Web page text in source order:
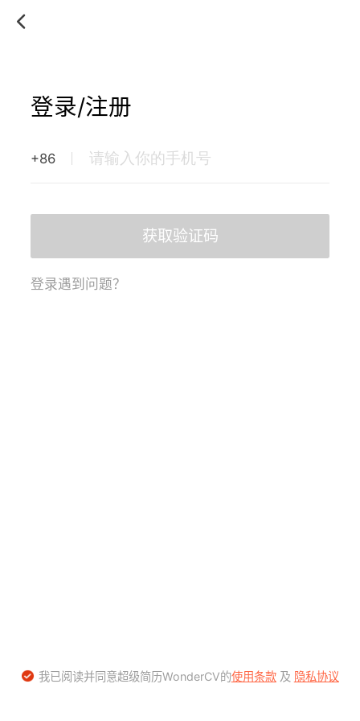
登录/注册
+86
获取验证码
登录遇到问题？
我已阅读并同意超级简历WonderCV的使用条款及 隐私协议